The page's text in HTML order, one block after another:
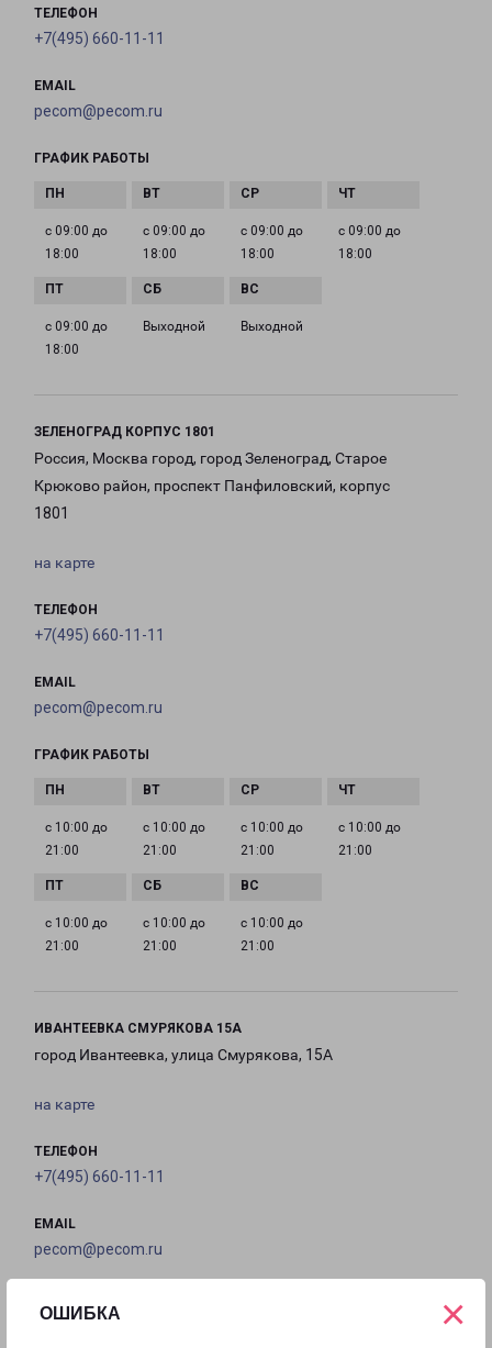
ОШИБКА ×
ТЕЛЕФОН
+7(495) 660-11-11
EMAIL
pecom@pecom.ru
ГРАФИК РАБОТЫ
с 09:00 до
18:00
с 09:00 до
18:00
с 09:00 до
18:00
с 09:00 до
18:00
с 09:00 до
18:00
Выходной Выходной
ЗЕЛЕНОГРАД КОРПУС 1801
Россия, Москва город, город Зеленоград, Старое
Крюково район, проспект Панфиловский, корпус
1801
на карте
ТЕЛЕФОН
+7(495) 660-11-11
EMAIL
pecom@pecom.ru
ГРАФИК РАБОТЫ
с 10:00 до
21:00
с 10:00 до
21:00
с 10:00 до
21:00
с 10:00 до
21:00
с 10:00 до
21:00
с 10:00 до
21:00
с 10:00 до
21:00
ИВАНТЕЕВКА СМУРЯКОВА 15А
город Ивантеевка, улица Смурякова, 15А
на карте
ТЕЛЕФОН
+7(495) 660-11-11
EMAIL
pecom@pecom.ru